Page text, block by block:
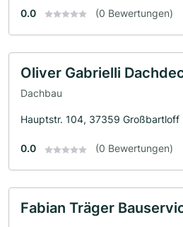
0.0 (0 Bewertungen)
Oliver Gabrielli
Dachbau
Hauptstr. 104, 37359 Großbartloff
0.0 (0 Bewertungen)
Fabian Träger